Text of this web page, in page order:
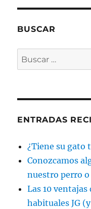
BUSCAR
Buscar
por:
ENTRADAS
¿Tiene su gato
Conozcamos
nuestro perro
Las 10
habituales JG